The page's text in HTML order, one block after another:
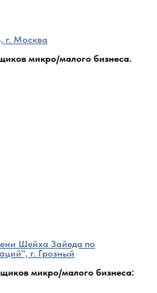
г. Москва
микро/малого бизнеса.
Шейха Зайеда по
г. Грозный
микро/малого бизнеса: